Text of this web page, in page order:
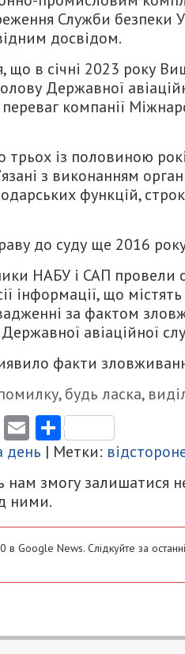
Служби безпеки
досвідом.
що в січні 2023 року
Державної
компанії
із половиною
з виконанням
функцій,
до суду ще 2016
НАБУ і САП провели
інформації, що
за фактом
авіаційної
факти
будь ласка,
ViberEmailПоділитися
день | Метки:
нам змогу залишатися
ними.
Google News. Слідкуйте за